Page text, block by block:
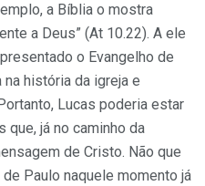
a Bíblia o mostra
a Deus” (At 10.22). A ele
o Evangelho de
história da igreja e
Lucas poderia estar
que, já no caminho da
de Cristo. Não que
Paulo naquele momento já